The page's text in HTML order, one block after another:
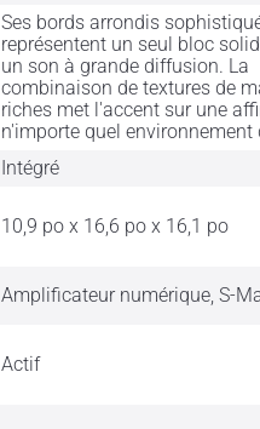
Ses bords arrondis
représentent un seul bloc
un son à grande diffusion. La
combinaison de textures de
riches met l'accent sur une
n'importe quel environnement
Intégré
10,9 po x 16,6 po x 16,1 po
Amplificateur numérique, S-
Actif